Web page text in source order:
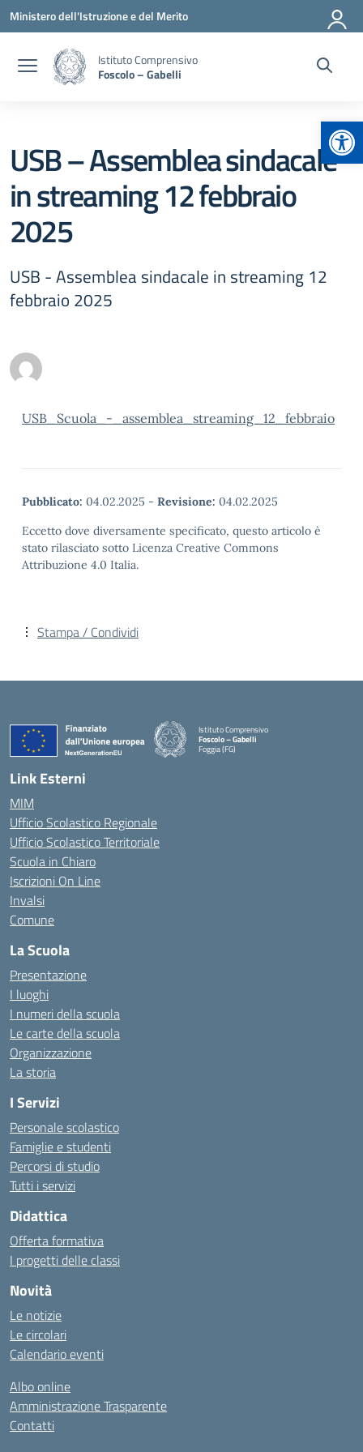
Vai ai contenuti
Vai al menu di navigazione
Vai al footer
Ministero dell'Istruzione e del Merito
Istituto Comprensivo
Foscolo – Gabelli
USB – Assemblea sindacale
in streaming 12 febbraio
2025
USB - Assemblea sindacale in streaming 12
febbraio 2025
USB_Scuola_-_assemblea_streaming_12_febbraio
Pubblicato: 04.02.2025 - Revisione: 04.02.2025
Eccetto dove diversamente specificato, questo articolo è
stato rilasciato sotto Licenza Creative Commons
Attribuzione 4.0 Italia.
Stampa / Condividi
Istituto Comprensivo
Foscolo – Gabelli
Foggia (FG)
— Visita la pagina iniziale della scuola
Link Esterni
MIM
Ufficio Scolastico Regionale
Ufficio Scolastico Territoriale
Scuola in Chiaro
Iscrizioni On Line
Invalsi
Comune
La Scuola
Presentazione
I luoghi
I numeri della scuola
Le carte della scuola
Organizzazione
La storia
I Servizi
Personale scolastico
Famiglie e studenti
Percorsi di studio
Tutti i servizi
Didattica
Offerta formativa
I progetti delle classi
Novità
Le notizie
Le circolari
Calendario eventi
Albo online
Amministrazione Trasparente
Contatti